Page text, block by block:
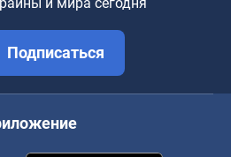
Подписаться